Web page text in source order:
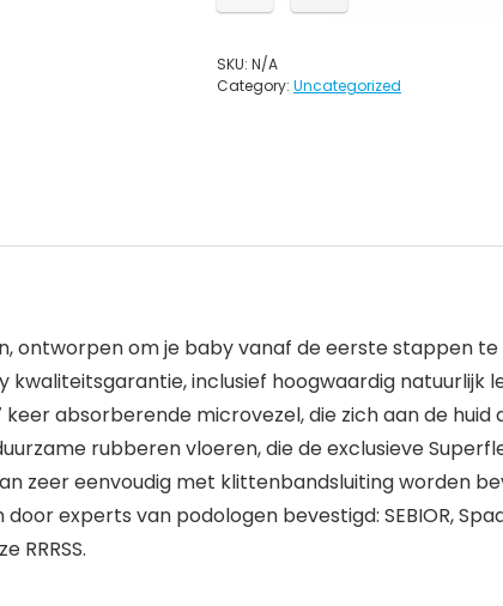
SKU: N/A
Category: Uncategorized
ontworpen om je baby vanaf de eerste stappen
kwaliteitsgarantie, inclusief hoogwaardig
absorberende microvezel, die zich aan de huid
rubberen vloeren, die de exclusieve
zeer eenvoudig met klittenbandsluiting worden
experts van podologen bevestigd: SEBIOR,
RRRSS.